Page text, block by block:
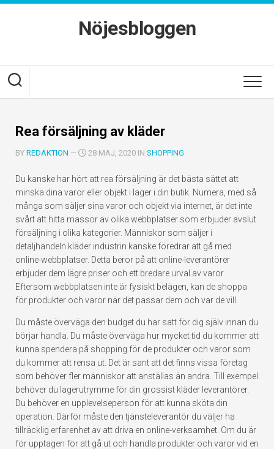
Skip
Nöjesbloggen
Rea försäljning av kläder
BY REDAKTION — 28 MAJ, 2020 IN SHOPPING
Du kanske har hört att rea försäljning är det bästa sättet att
minska dina varor eller objekt i lager i din butik. Numera, med så
många som säljer sina varor och objekt via internet, är det inte
svårt att hitta massor av olika webbplatser som erbjuder avslut
försäljning i olika kategorier. Människor som säljer i
detaljhandeln kläder industrin kanske föredrar att gå med
online-webbplatser. Detta beror på att online-leverantörer
erbjuder dem lägre priser och ett bredare urval av varor.
Eftersom webbplatsen inte är fysiskt belägen, kan de shoppa
för produkter och varor när det passar dem och var de vill.
Du måste överväga den budget du har satt för dig själv innan du
börjar handla. Du måste överväga hur mycket tid du kommer att
kunna spendera på shopping för de produkter och varor som
du kommer att rensa ut. Det är sant att det finns vissa företag
som behöver fler människor att anställas än andra. Till exempel
behöver du lagerutrymme för din grossist kläder leverantörer.
Du behöver en upplevelseperson för att kunna sköta din
operation. Därför måste den tjänsteleverantör du väljer ha
tillräcklig erfarenhet av att driva en online-verksamhet. Om du är
för upptagen för att gå ut och handla produkter och varor vid en